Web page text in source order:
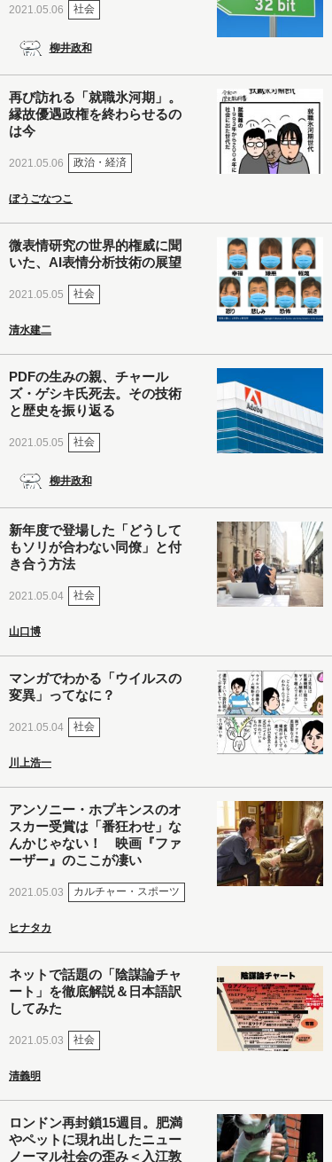
2021.05.06 社会
柳井政和
再び訪れる「就職氷河期」。
縁故優遇政権を終わらせるの
は今
2021.05.06 政治・経済
ぼうごなつこ
微表情研究の世界的権威に聞
いた、AI表情分析技術の展望
2021.05.05 社会
清水建二
PDFの生みの親、チャール
ズ・ゲシキ氏死去。その技術
と歴史を振り返る
2021.05.05 社会
柳井政和
新年度で登場した「どうして
もソリが合わない同僚」と付
き合う方法
2021.05.04 社会
山口博
マンガでわかる「ウイルスの
変異」ってなに？
2021.05.04 社会
川上浩一
アンソニー・ホプキンスのオ
スカー受賞は「番狂わせ」な
んかじゃない！ 映画『ファ
ーザー』のここが凄い
2021.05.03 カルチャー・スポーツ
ヒナタカ
ネットで話題の「陰謀論チャ
ート」を徹底解説＆日本語訳
してみた
2021.05.03 社会
清義明
ロンドン再封鎖15週目。肥満
やペットに現れ出したニュー
ノーマル社会の歪み＜入江敦